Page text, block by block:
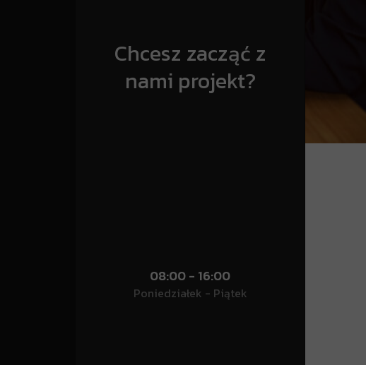
Chcesz zacząć z
nami projekt?
08:00 - 16:00
Poniedziałek - Piątek